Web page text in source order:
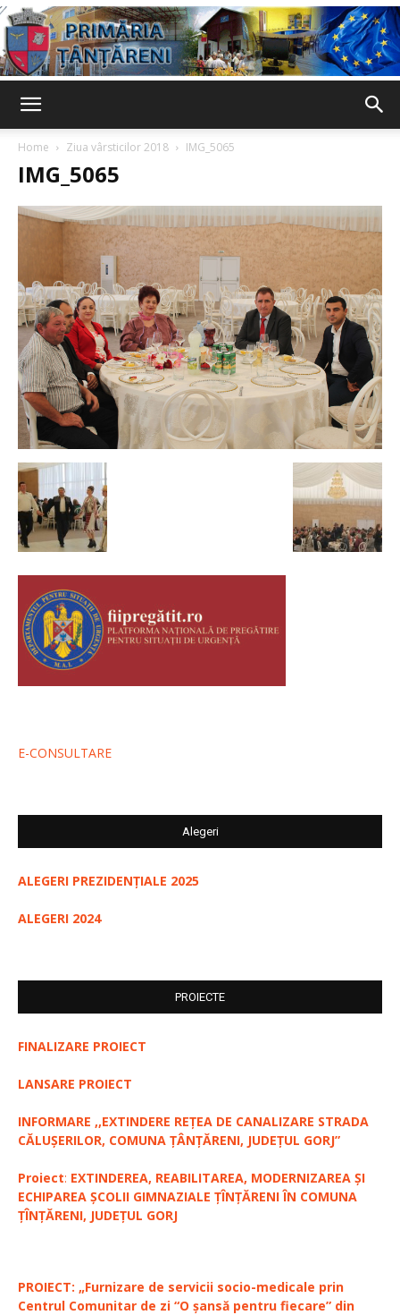
Home Ziua vârsticilor 2018 IMG_5065
IMG_5065
E-CONSULTARE
Alegeri
ALEGERI PREZIDENȚIALE 2025
ALEGERI 2024
PROIECTE
FINALIZARE PROIECT
LANSARE PROIECT
INFORMARE ,,EXTINDERE REȚEA DE CANALIZARE STRADA
CĂLUȘERILOR, COMUNA ȚÂNȚĂRENI, JUDEȚUL GORJ”
Proiect: EXTINDEREA, REABILITAREA, MODERNIZAREA ȘI
ECHIPAREA ȘCOLII GIMNAZIALE ȚÎNȚĂRENI ÎN COMUNA
ȚÎNȚĂRENI, JUDEȚUL GORJ
PROIECT: „Furnizare de servicii socio-medicale prin
Centrul Comunitar de zi “O șansă pentru fiecare” din